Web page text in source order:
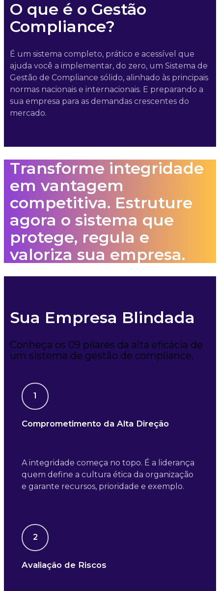
O que é o Gestão
Compliance?
É um sistema completo, prático e acessível que
ajuda você a implementar, do zero, um Sistema de
Gestão de Compliance sólido, alinhado às principais
normas nacionais e internacionais. E preparando a
sua empresa para as demandas crescentes do
mercado.
Transforme integridade
em vantagem
competitiva. Estruture
agora o sistema que
protege, regula e
valoriza sua empresa.
Sua Empresa Blindada
Conheça os 09 pilares da alta eficácia de
um sistema de gestão de compliance.
1
Comprometimento da Alta Direção
A integridade começa no topo. É a liderança
quem define a cultura ética da organização
e garante recursos, prioridade e exemplo.
2
Avaliação de Riscos